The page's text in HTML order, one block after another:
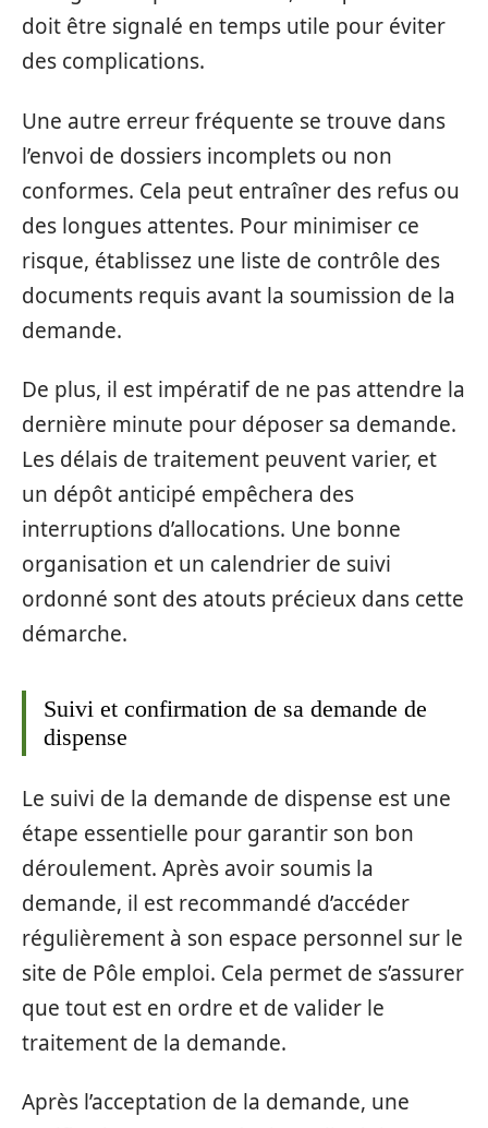
doit être signalé en temps utile pour éviter
des complications.
Une autre erreur fréquente se trouve dans
l’envoi de dossiers incomplets ou non
conformes. Cela peut entraîner des refus ou
des longues attentes. Pour minimiser ce
risque, établissez une liste de contrôle des
documents requis avant la soumission de la
demande.
De plus, il est impératif de ne pas attendre la
dernière minute pour déposer sa demande.
Les délais de traitement peuvent varier, et
un dépôt anticipé empêchera des
interruptions d’allocations. Une bonne
organisation et un calendrier de suivi
ordonné sont des atouts précieux dans cette
démarche.
Suivi et confirmation de sa demande de
dispense
Le suivi de la demande de dispense est une
étape essentielle pour garantir son bon
déroulement. Après avoir soumis la
demande, il est recommandé d’accéder
régulièrement à son espace personnel sur le
site de Pôle emploi. Cela permet de s’assurer
que tout est en ordre et de valider le
traitement de la demande.
Après l’acceptation de la demande, une